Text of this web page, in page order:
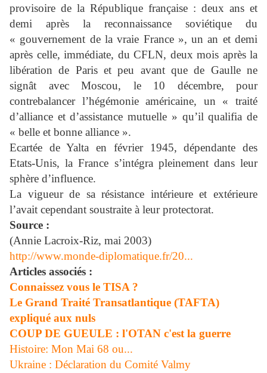
provisoire de la République française : deux ans et
demi après la reconnaissance soviétique du
« gouvernement de la vraie France », un an et demi
après celle, immédiate, du CFLN, deux mois après la
libération de Paris et peu avant que de Gaulle ne
signât avec Moscou, le 10 décembre, pour
contrebalancer l’hégémonie américaine, un « traité
d’alliance et d’assistance mutuelle » qu’il qualifia de
« belle et bonne alliance ».
Ecartée de Yalta en février 1945, dépendante des
Etats-Unis, la France s’intégra pleinement dans leur
sphère d’influence.
La vigueur de sa résistance intérieure et extérieure
l’avait cependant soustraite à leur protectorat.
Source :
(Annie Lacroix-Riz, mai 2003)
http://www.monde-diplomatique.fr/20...
Articles associés :
Connaissez vous le TISA ?
Le Grand Traité Transatlantique (TAFTA)
expliqué aux nuls
COUP DE GUEULE : l'OTAN c'est la guerre
Histoire: Mon Mai 68 ou...
Ukraine : Déclaration du Comité Valmy